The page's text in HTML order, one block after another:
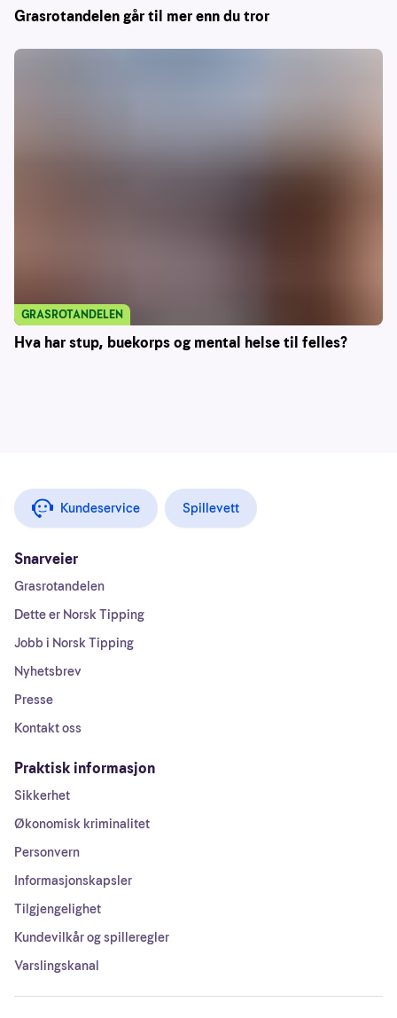
Grasrotandelen går til mer enn du tror
Hva har stup, buekorps og mental helse til felles?
GRASROTANDELEN
Kundeservice Spillevett
Snarveier
Grasrotandelen
Dette er Norsk Tipping
Jobb i Norsk Tipping
Nyhetsbrev
Presse
Kontakt oss
Praktisk informasjon
Sikkerhet
Økonomisk kriminalitet
Personvern
Informasjonskapsler
Tilgjengelighet
Kundevilkår og spilleregler
Varslingskanal